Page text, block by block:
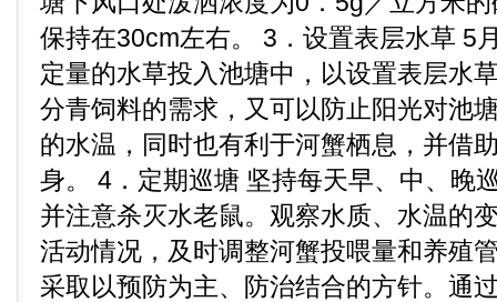
保持在30cm左右。 3．设置表层水草 5
定量的水草投入池塘中，以设置表层水
分青饲料的需求，又可以防止阳光对池
的水温，同时也有利于河蟹栖息，并借
身。 4．定期巡塘 坚持每天早、中、晚
并注意杀灭水老鼠。观察水质、水温的
活动情况，及时调整河蟹投喂量和养殖
采取以预防为主、防治结合的方针。通